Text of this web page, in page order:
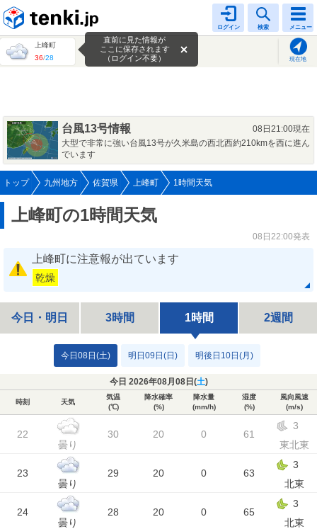
ログイン 検索 メニュー
上峰町
36/28 現在地
直前に見た情報が
ここに保存されます
（ログイン不要）
台風13号情報
08日21:00現在
大型で非常に強い台風13号が久米島の西北西約210kmを西に進ん
でいます
トップ 九州地方 佐賀県 上峰町 1時間天気
上峰町の1時間天気
08日22:00発表
上峰町に注意報が出ています
乾燥
今日・明日 3時間 1時間 2週間
今日08日(土) 明日09日(日) 明後日10日(月)
今日 2026年08月08日(土)
時刻 天気
気温
(℃)
降水確率
(%)
降水量
(mm/h)
湿度
(%)
風向風速
(m/s)
22
曇り
30 20 0 61
3
東北東
23
曇り
29 20 0 63
3
北東
24
曇り
28 20 0 65
3
北東